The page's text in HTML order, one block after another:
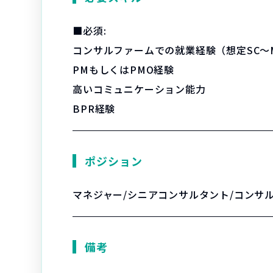
■必須:
コンサルファームでの就業経験（想定SC～
PMもしくはPMO経験
高いコミュニケーション能力
BPR経験
ポジション
マネジャー/シニアコンサルタント/コンサ
備考